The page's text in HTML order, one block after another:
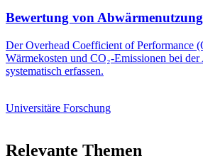
Bewertung von Abwärmenutzung
Der Overhead Coefficient of Performance
Wärmekosten und CO₂-Emissionen bei
systematisch erfassen.
Universitäre Forschung
Relevante Themen